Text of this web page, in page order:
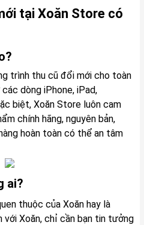
tại Xoăn Store có
trình thu cũ đổi mới cho toàn
dòng iPhone, iPad,
biệt, Xoăn Store luôn cam
chính hãng, nguyên bản,
hoàn toàn có thể an tâm
ai?
thuộc của Xoăn hay là
với Xoăn, chỉ cần bạn tin tưởng